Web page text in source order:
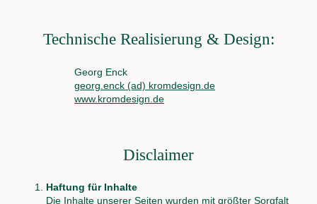
Festverlauf
Schützen
feiern
Feste
Jubiläums
Technische Realisierung & Design:
Georg Enck
georg.enck (ad) kromdesign.de
www.kromdesign.de
Disclaimer
Haftung für Inhalte
Die Inhalte unserer Seiten wurden mit größter Sorgfalt